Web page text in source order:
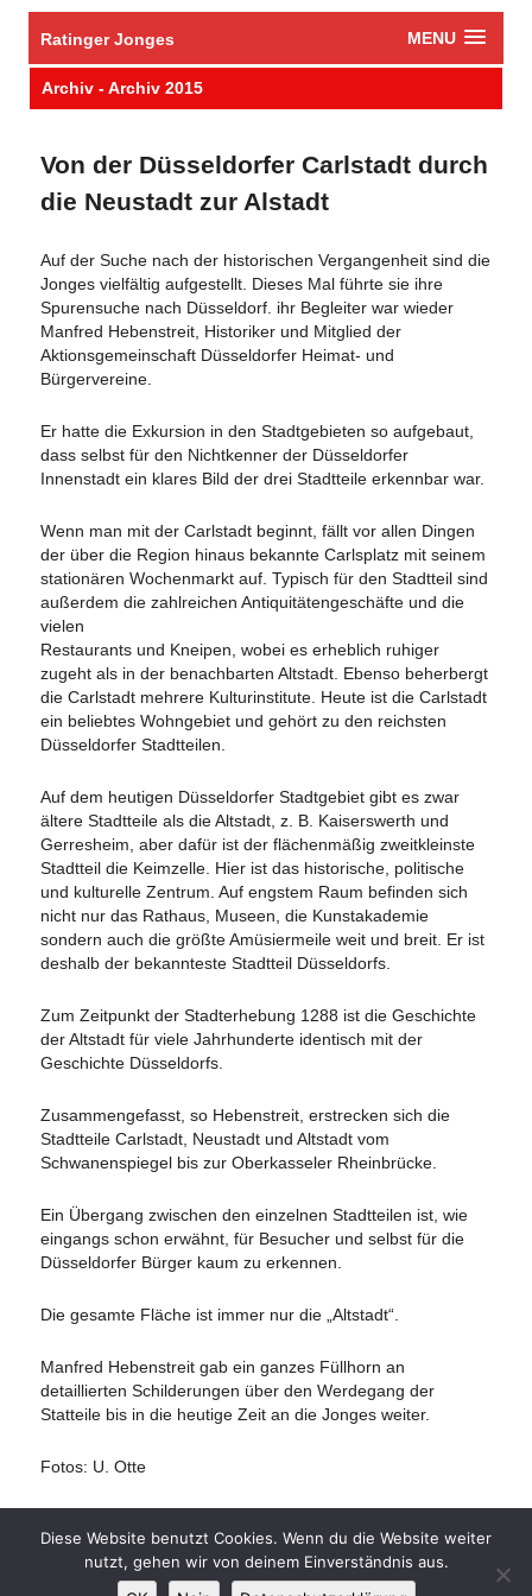
Ratinger Jonges MENU
Archiv - Archiv 2015
Von der Düsseldorfer Carlstadt durch
die Neustadt zur Alstadt
Auf der Suche nach der historischen Vergangenheit sind die
Jonges vielfältig aufgestellt. Dieses Mal führte sie ihre
Spurensuche nach Düsseldorf. ihr Begleiter war wieder
Manfred Hebenstreit, Historiker und Mitglied der
Aktionsgemeinschaft Düsseldorfer Heimat- und
Bürgervereine.
Er hatte die Exkursion in den Stadtgebieten so aufgebaut,
dass selbst für den Nichtkenner der Düsseldorfer
Innenstadt ein klares Bild der drei Stadtteile erkennbar war.
Wenn man mit der Carlstadt beginnt, fällt vor allen Dingen
der über die Region hinaus bekannte Carlsplatz mit seinem
stationären Wochenmarkt auf. Typisch für den Stadtteil sind
außerdem die zahlreichen Antiquitätengeschäfte und die
vielen
Restaurants und Kneipen, wobei es erheblich ruhiger
zugeht als in der benachbarten Altstadt. Ebenso beherbergt
die Carlstadt mehrere Kulturinstitute. Heute ist die Carlstadt
ein beliebtes Wohngebiet und gehört zu den reichsten
Düsseldorfer Stadtteilen.
Auf dem heutigen Düsseldorfer Stadtgebiet gibt es zwar
ältere Stadtteile als die Altstadt, z. B. Kaiserswerth und
Gerresheim, aber dafür ist der flächenmäßig zweitkleinste
Stadtteil die Keimzelle. Hier ist das historische, politische
und kulturelle Zentrum. Auf engstem Raum befinden sich
nicht nur das Rathaus, Museen, die Kunstakademie
sondern auch die größte Amüsiermeile weit und breit. Er ist
deshalb der bekannteste Stadtteil Düsseldorfs.
Zum Zeitpunkt der Stadterhebung 1288 ist die Geschichte
der Altstadt für viele Jahrhunderte identisch mit der
Geschichte Düsseldorfs.
Zusammengefasst, so Hebenstreit, erstrecken sich die
Stadtteile Carlstadt, Neustadt und Altstadt vom
Schwanenspiegel bis zur Oberkasseler Rheinbrücke.
Ein Übergang zwischen den einzelnen Stadtteilen ist, wie
eingangs schon erwähnt, für Besucher und selbst für die
Düsseldorfer Bürger kaum zu erkennen.
Die gesamte Fläche ist immer nur die „Altstadt“.
Manfred Hebenstreit gab ein ganzes Füllhorn an
detaillierten Schilderungen über den Werdegang der
Statteile bis in die heutige Zeit an die Jonges weiter.
Fotos: U. Otte
Datenschutz Links
Diese Website benutzt Cookies. Wenn du die Website weiter
nutzt, gehen wir von deinem Einverständnis aus.